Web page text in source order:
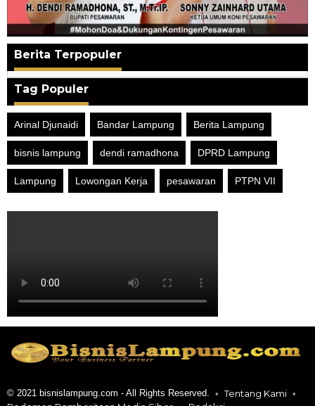
Berita Terpopuler
Tag Populer
Arinal Djunaidi Bandar Lampung Berita Lampung
bisnis lampung dendi ramadhona DPRD Lampung
Lampung Lowongan Kerja pesawaran PTPN VII
© 2021 bisnislampung.com - All Rights Reserved.
Tentang Kami